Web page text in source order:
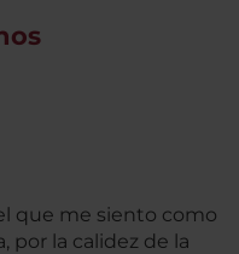
que me siento como
por la calidez de la